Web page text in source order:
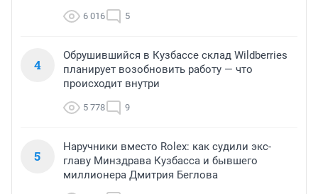
6 016 5
4
Обрушившийся в Кузбассе склад Wildberries
планирует возобновить работу — что
происходит внутри
5 778 9
5
Наручники вместо Rolex: как судили экс-
главу Минздрава Кузбасса и бывшего
миллионера Дмитрия Беглова